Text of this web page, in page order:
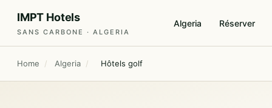
IMPT Hotels
SANS CARBONE · ALGERIA
Algeria Réserver
Home / Algeria / Hôtels golf